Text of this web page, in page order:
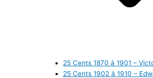
25 Cents 1870 à 1901 –
25 Cents 1902 à 1910 –